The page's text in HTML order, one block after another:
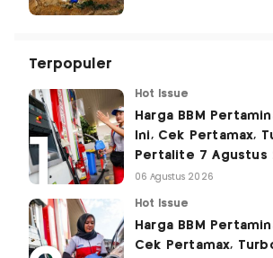
Terpopuler
Hot Issue
Harga BBM
Ini, Cek Pertamax,
Pertalite 7 Agustus
06 Agustus 2026
Hot Issue
Harga BBM
Cek Pertamax,